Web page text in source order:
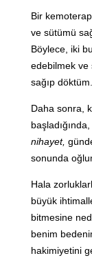
Bir
ve sütümü
Böylece, iki
edebilmek ve
sağıp döktüm.
Daha sonra,
nihayet,
sonunda
Hala
büyük
bitmesine
benim
hakimiyetini